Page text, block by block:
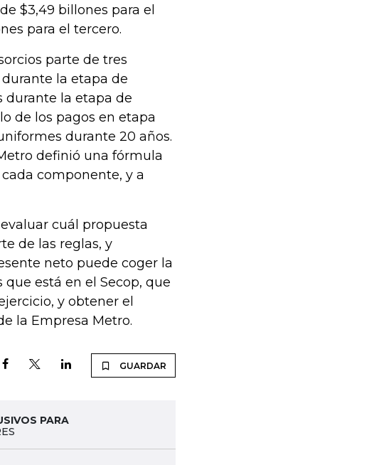
$3,49 billones para el
para el tercero.
parte de tres
la etapa de
durante la etapa de
de los pagos en etapa
durante 20 años.
definió una fórmula
componente, y a
cuál propuesta
de las reglas, y
neto puede coger la
está en el Secop, que
y obtener el
la Empresa Metro.
GUARDAR
PARA